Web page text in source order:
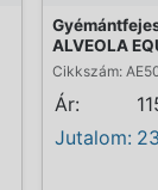
ALVEOLA
Cikkszám:
Ár:
Jutalom: